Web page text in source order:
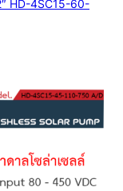
HD-4SC15-60-